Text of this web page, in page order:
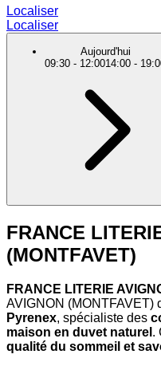
Localiser
Localiser
Aujourd'hui
09:30 - 12:0014:00 -
FRANCE
(MONTFAVET)
FRANCE LITERIE
AVIGNON (MONTFAVET)
Pyrenex, spécialiste des
maison en duvet naturel .
qualité du sommeil et